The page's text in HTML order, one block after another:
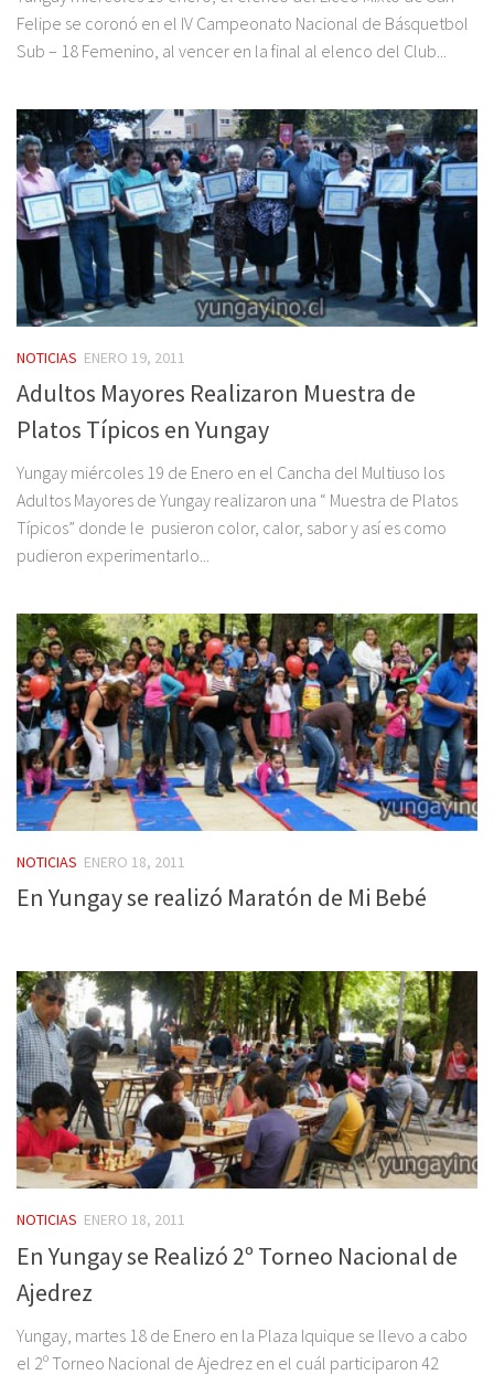
Felipe se coronó en el IV Campeonato Nacional de Básquetbol
Sub – 18 Femenino, al vencer en la final al elenco del Club...
NOTICIAS ENERO 19, 2011
Adultos Mayores Realizaron Muestra de
Platos Típicos en Yungay
Yungay miércoles 19 de Enero en el Cancha del Multiuso los
Adultos Mayores de Yungay realizaron una “ Muestra de Platos
Típicos” donde le pusieron color, calor, sabor y así es como
pudieron experimentarlo...
NOTICIAS ENERO 18, 2011
En Yungay se realizó Maratón de Mi Bebé
NOTICIAS ENERO 18, 2011
En Yungay se Realizó 2º Torneo Nacional de
Ajedrez
Yungay, martes 18 de Enero en la Plaza Iquique se llevo a cabo
el 2º Torneo Nacional de Ajedrez en el cuál participaron 42